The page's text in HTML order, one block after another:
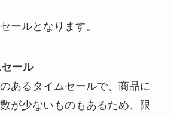
ールとなります。
ール
あるタイムセールで、商品に
が少ないものもあるため、限